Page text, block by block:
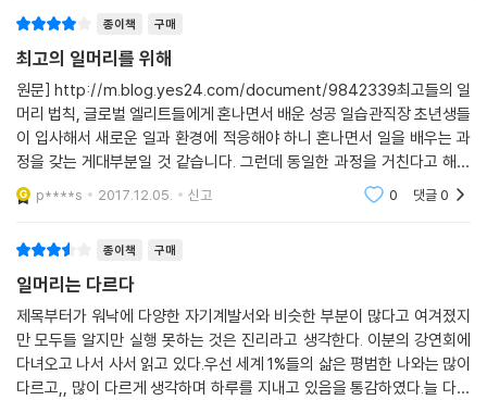
: 자신보다 우수한 인재를 모아 즐겁게 일할 동기를 부여한다
70. 함께 일하는 사람이 득을 보고 즐겁게 일도록 만드는 사람이 성공한다
: 인간은 논리로 생각하고 감정으로 움직이는 생물이다
71. 출가한 엘리트, 사랑을 찾아 떠난 엘리트: 일보다 중요한 것을 깨닫는
다
72. ‘돈의 수갑’에서 벗어나라: 5년 후에 죽는다면 지금 무엇을 할까
73. 석가와 이구아노돈의 가르침: 인생은 불과 한순간이다
74. Now or Never: 지금 도전하지 않는 사람은 나중에도 도전하지 않는
75. 청춘은 영원하다: 나이를 핑계로 포기하지 않는다
76. 자신을 자유롭게 하자: 세상에 휩쓸리지 않고 자신에게 솔직해진다
77. 이류인 나는 일류인 여러분을 하나로 잇고 싶다
: 자기다운 인생이라는 새로운 삶의 방식의 제안
일머리 법칙 5 CHECK POINT
현실성을 높였다. 저명한 학자나 카리스마 넘치는 경영자의 책은 자칫하면
‘뜬구름 잡는 이상’이 되기 쉽지만, 이 책은 신입이든, 부장이든, 사장이든
모든 사람이 실천할 수 있는 ‘땅 위의 현실’을 구체적으로 엮었다.
모든 직종에서 상사가 부하 직원에게 전하고 싶은 것, 장래에 유의해야 할
것, 혼날 만한 것, 조언하고 싶은 것 중에서 특히 중요한 것을 선별해 담았
다. 또한 수십 년의 경력을 쌓아야 얻을 수 있는 중요한 비즈니스상의 교훈
을 미리 배울 수 있다. 관리직이나 지도자 직위에 있는 독자들을 훌륭한 리
려하고 있는 사람이나 취업 활동 중인 학생, 정년 퇴직자를 포함하여 자신
이 정말 하고 싶은 일이 무엇인지를 고민하는 모든 사람에게도 중요한 지
침이 될 것이다.
대공감! 저자의 실수담,
그의 실수를 따라간 곳에 변화가 있다!
종이책 구매
최고의 일머리를 위해
원문] http://m.blog.yes24.com/document/9842339최고들의 일
머리 법칙, 글로벌 엘리트들에게 혼나면서 배운 성공 일습관직장 초년생들
이 입사해서 새로운 일과 환경에 적응해야 하니 혼나면서 일을 배우는 과
정을 갖는 게대부분일 것 같습니다. 그런데 동일한 과정을 거친다고 해서
다 성공 일습관을 배우는 것도 아니니...최고들의 일머리 법칙에서 가르쳐
주는 77가지의 일머리 교훈이
p****s 2017.12.05. 신고 0 댓글0
종이책 구매
일머리는 다르다
제목부터가 워낙에 다양한 자기계발서와 비슷한 부분이 많다고 여겨졌지
만 모두들 알지만 실행 못하는 것은 진리라고 생각한다. 이분의 강연회에
다녀오고 나서 사서 읽고 있다.우선 세계 1%들의 삶은 평범한 나와는 많이
다르고,, 많이 다르게 생각하며 하루를 지내고 있음을 통감하였다.늘 다르